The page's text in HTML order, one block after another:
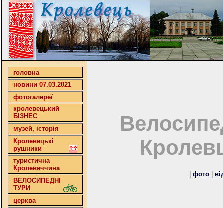
головна
новини 07.03.2021
фотогалереї
кролевецький
БІЗНЕС
музей, історія
Кролевецькі
рушники
туристична
Кролевеччина
ВЕЛОСИПЕДНІ
ТУРИ
церква
фото|